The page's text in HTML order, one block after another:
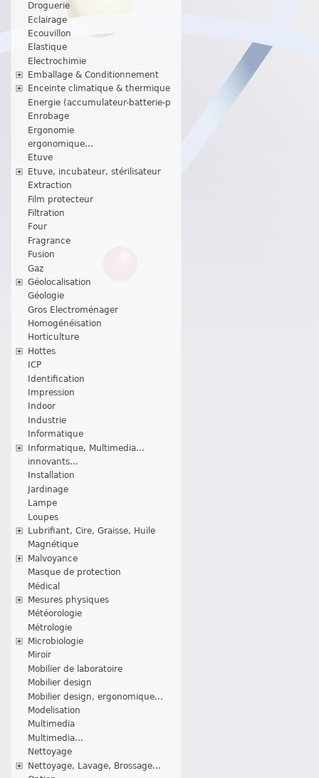
Droguerie
Eclairage
Ecouvillon
Elastique
Electrochimie
Emballage & Conditionnement
Enceinte climatique & thermique
Energie (accumulateur-batterie-p
Enrobage
Ergonomie
ergonomique...
Etuve
Etuve, incubateur, stérilisateur
Extraction
Film protecteur
Filtration
Four
Fragrance
Fusion
Gaz
Géolocalisation
Géologie
Gros Electroménager
Homogénéisation
Horticulture
Hottes
ICP
Identification
Impression
Indoor
Industrie
Informatique
Informatique, Multimedia...
innovants...
Installation
Jardinage
Lampe
Loupes
Lubrifiant, Cire, Graisse, Huile
Magnétique
Malvoyance
Masque de protection
Médical
Mesures physiques
Météorologie
Métrologie
Microbiologie
Miroir
Mobilier de laboratoire
Mobilier design
Mobilier design, ergonomique...
Modelisation
Multimedia
Multimedia...
Nettoyage
Nettoyage, Lavage, Brossage...